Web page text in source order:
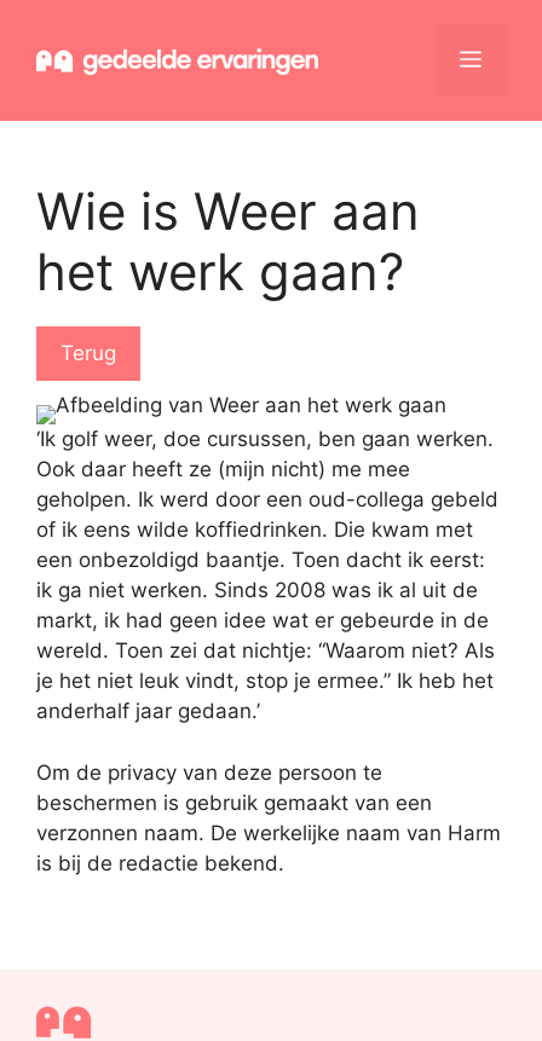
naar
Menu
Wie is Weer aan
het werk gaan?
Terug
‘Ik golf weer, doe cursussen, ben gaan werken.
Ook daar heeft ze (mijn nicht) me mee
geholpen. Ik werd door een oud-collega gebeld
of ik eens wilde koffiedrinken. Die kwam met
een onbezoldigd baantje. Toen dacht ik eerst:
ik ga niet werken. Sinds 2008 was ik al uit de
markt, ik had geen idee wat er gebeurde in de
wereld. Toen zei dat nichtje: “Waarom niet? Als
je het niet leuk vindt, stop je ermee.” Ik heb het
anderhalf jaar gedaan.’
Om de privacy van deze persoon te
beschermen is gebruik gemaakt van een
verzonnen naam. De werkelijke naam van Harm
is bij de redactie bekend.